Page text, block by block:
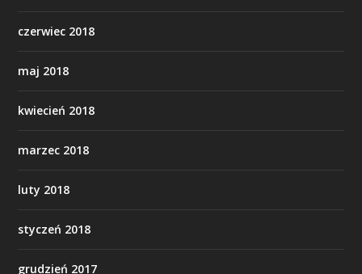
czerwiec 2018
maj 2018
kwiecień 2018
marzec 2018
luty 2018
styczeń 2018
grudzień 2017